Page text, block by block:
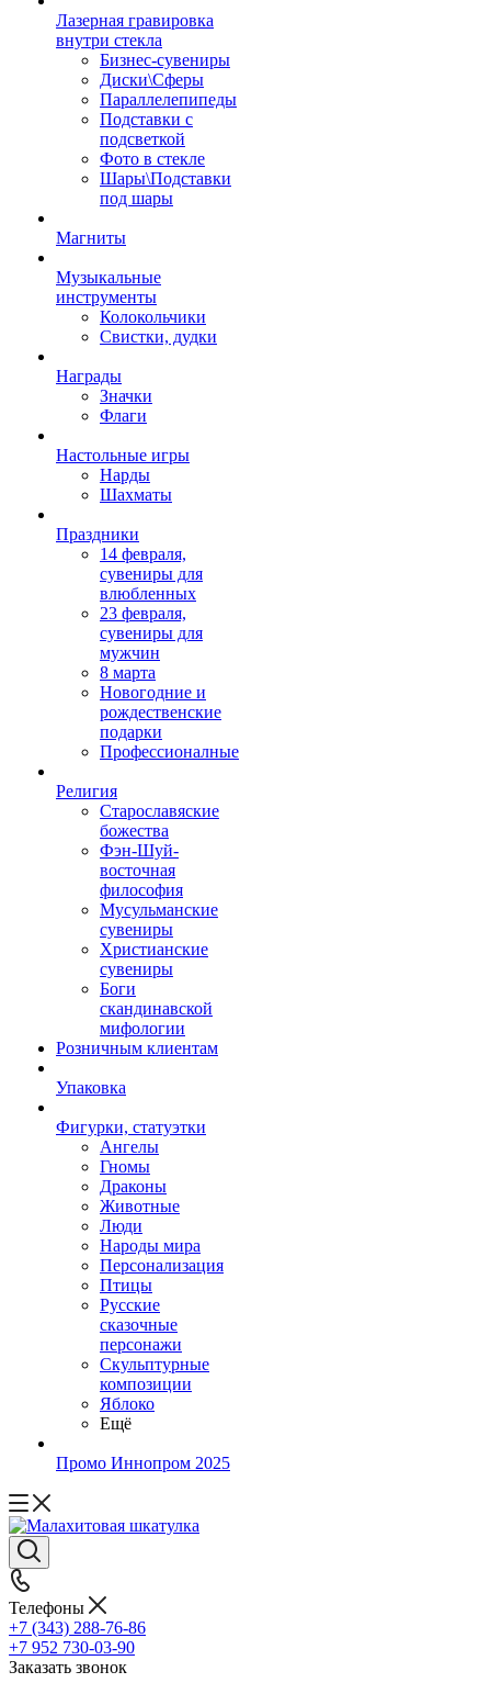
Лазерная гравировка
внутри стекла
Бизнес-сувениры
Диски\Сферы
Параллелепипеды
Подставки с
подсветкой
Фото в стекле
Шары\Подставки
под шары
Магниты
Музыкальные
инструменты
Колокольчики
Свистки, дудки
Награды
Значки
Флаги
Настольные игры
Нарды
Шахматы
Праздники
14 февраля,
сувениры для
влюбленных
23 февраля,
сувениры для
мужчин
8 марта
Новогодние и
рождественские
подарки
Профессионалные
Религия
Старославяские
божества
Фэн-Шуй-
восточная
философия
Мусульманские
сувениры
Христианские
сувениры
Боги
скандинавской
мифологии
Розничным клиентам
Упаковка
Фигурки, статуэтки
Ангелы
Гномы
Драконы
Животные
Люди
Народы мира
Персонализация
Птицы
Русские
сказочные
персонажи
Скульптурные
композиции
Яблоко
Ещё
Промо Иннопром 2025
Телефоны
+7 (343) 288-76-86
+7 952 730-03-90
Заказать звонок